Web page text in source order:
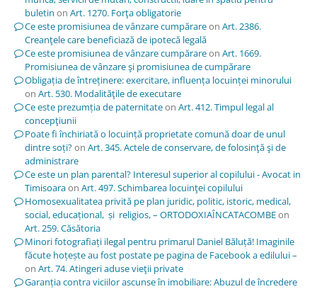
buletin on Art. 1270. Forţa obligatorie
Ce este promisiunea de vânzare cumpărareon Art. 2386.
Creanţele care beneficiază de ipotecă legală
Ce este promisiunea de vânzare cumpărareon Art. 1669.
Promisiunea de vânzare şi promisiunea de cumpărare
Obligația de întreținere: exercitare, influența locuinței minorului
on Art. 530. Modalităţile de executare
Ce este prezumția de paternitateon Art. 412. Timpul legal al
concepţiunii
Poate fi închiriată o locuință proprietate comună doar de unul
dintre soți?on Art. 345. Actele de conservare, de folosinţă şi de
administrare
Ce este un plan parental? Interesul superior al copilului - Avocat in
Timisoaraon Art. 497. Schimbarea locuinţei copilului
Homosexualitatea privită pe plan juridic, politic, istoric, medical,
social, educațional, și religios, – ORTODOXIAÎNCATACOMBEon
Art. 259. Căsătoria
Minori fotografiați ilegal pentru primarul Daniel Băluță! Imaginile
făcute hoțește au fost postate pe pagina de Facebook a edilului –
on Art. 74. Atingeri aduse vieţii private
Garanția contra viciilor ascunse în imobiliare: Abuzul de încredere